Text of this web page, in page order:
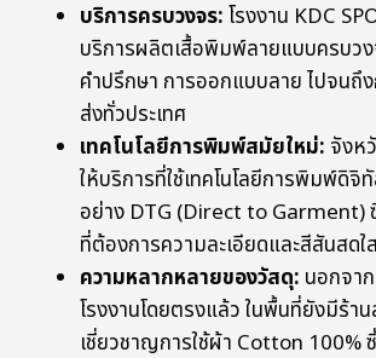
บริการครบวงจร:โรงงาน KDC
บริการผลิตเสื้อพิมพ์ลายแบบครบว
คำปรึกษา การออกแบบลาย ไปจนถึ
ส่งทั่วประเทศ
เทคโนโลยีการพิมพ์สมัยใหม่: จังห
ให้บริการที่ใช้เทคโนโลยีการพิมพ์ดิ
อย่าง DTG (Direct to Garment)
ที่ต้องการความละเอียดและสีสันสดใ
ความหลากหลายของวัสดุ: นอกจา
โรงงานโดยตรงแล้ว ในพื้นที่ยังมีร้า
เชี่ยวชาญการใช้ผ้า Cotton 100%